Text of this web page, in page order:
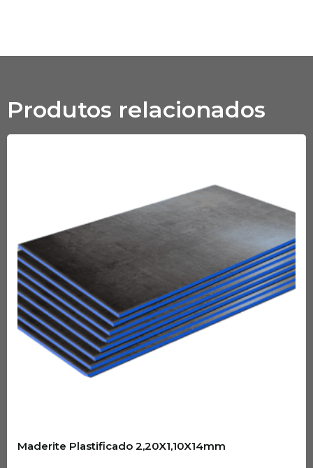
Produtos relacionados
Maderite Plastificado 2,20X1,10X14mm